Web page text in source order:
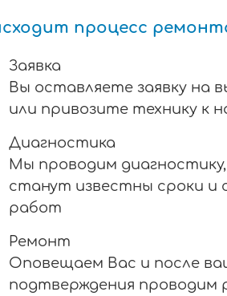
процесс
Заявка
Вы оставляете заявку на
или привозите технику к
Диагностика
Мы проводим
станут известны сроки и
работ
Ремонт
Оповещаем Вас и после
подтверждения проводим